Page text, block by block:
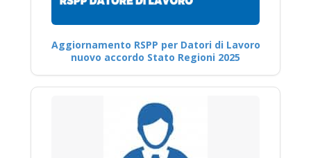
Aggiornamento RSPP per Datori di Lavoro
nuovo accordo Stato Regioni 2025